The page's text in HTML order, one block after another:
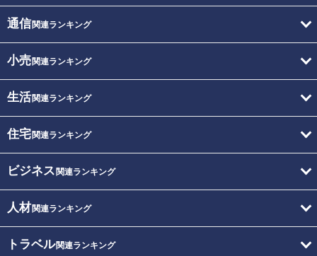
通信関連ランキング
小売関連ランキング
生活関連ランキング
住宅関連ランキング
ビジネス 関連ランキング
人材関連ランキング
トラベル関連ランキング